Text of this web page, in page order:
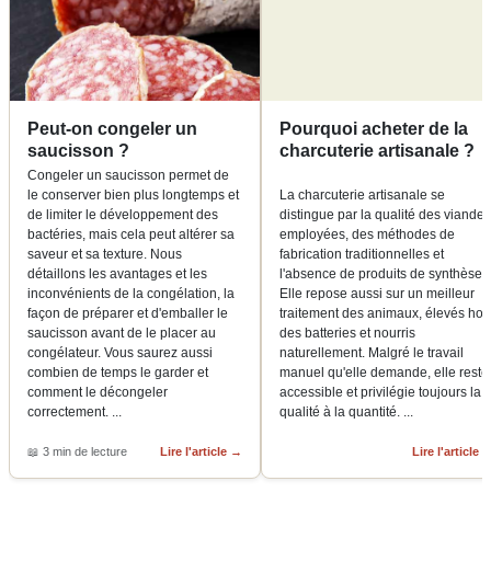
Peut-on congeler un
saucisson ?
Congeler un saucisson permet de
le conserver bien plus longtemps et
de limiter le développement des
bactéries, mais cela peut altérer sa
saveur et sa texture. Nous
détaillons les avantages et les
inconvénients de la congélation, la
façon de préparer et d'emballer le
saucisson avant de le placer au
congélateur. Vous saurez aussi
combien de temps le garder et
comment le décongeler
correctement. ...
📖 3 min de lecture Lire l'article →
Pourquoi acheter de la
charcuterie artisanale ?
La charcuterie artisanale se
distingue par la qualité des viandes
employées, des méthodes de
fabrication traditionnelles et
l'absence de produits de synthèse.
Elle repose aussi sur un meilleur
traitement des animaux, élevés
des batteries et nourris
naturellement. Malgré le travail
manuel qu'elle demande, elle reste
accessible et privilégie toujours la
qualité à la quantité. ...
Lire l'article